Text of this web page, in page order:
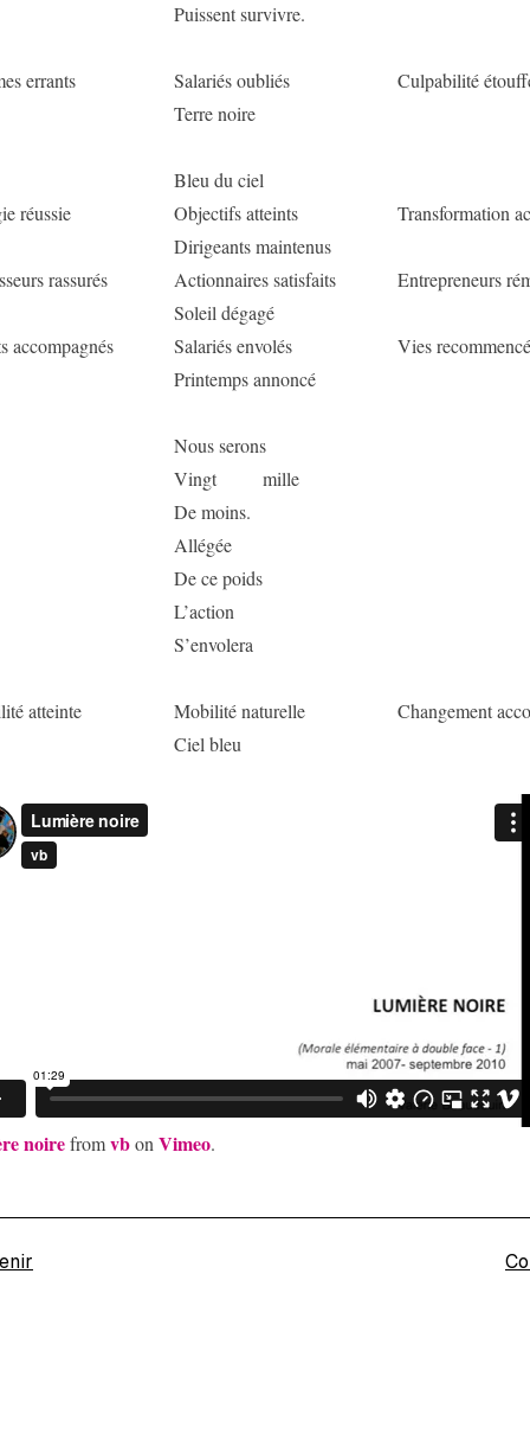
Puissent survivre.
errants Salariés oubliés
Culpabilité
Terre noire
Bleu du ciel
réussie
Objectifs atteints
Transformation
Dirigeants maintenus
rassurés
Actionnaires satisfaits
Entrepreneurs
Soleil dégagé
accompagnés
Salariés envolés
Vies
Printemps annoncé
Nous serons
Vingt mille
De moins.
Allégée
De ce poids
L’action
S’envolera
atteinte Mobilité naturelle
Changement
Ciel bleu
noirefromvbon Vimeo.